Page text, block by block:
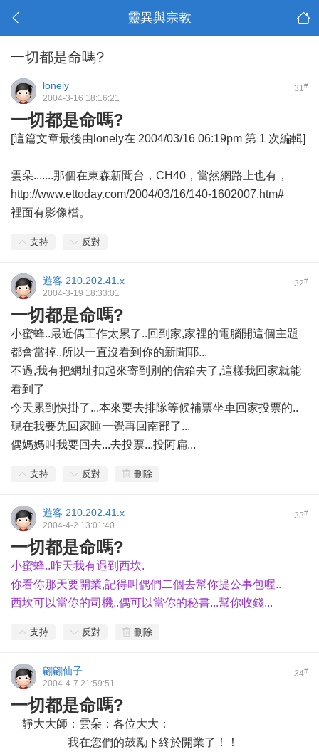
靈異與宗教
一切都是命嗎?
31#
lonely
2004-3-16 18:16:21
一切都是命嗎?
[這篇文章最後由lonely在 2004/03/16 06:19pm 第 1 次編輯]
雲朵.......那個在東森新聞台，CH40，當然網路上也有，
http://www.ettoday.com/2004/03/16/140-1602007.htm#
裡面有影像檔。
支持 反對
32#
遊客 210.202.41.x
2004-3-19 18:33:01
一切都是命嗎?
小蜜蜂..最近偶工作太累了..回到家,家裡的電腦開這個主題
都會當掉..所以一直沒看到你的新聞耶...
不過,我有把網址扣起來寄到別的信箱去了,這樣我回家就能
看到了
今天累到快掛了...本來要去排隊等候補票坐車回家投票的..
現在我要先回家睡一覺再回南部了...
偶媽媽叫我要回去...去投票...投阿扁...
支持 反對 刪除
33#
遊客 210.202.41.x
2004-4-2 13:01:40
一切都是命嗎?
小蜜蜂..昨天我有遇到西坎.
你看你那天要開業,記得叫偶們二個去幫你提公事包喔..
西坎可以當你的司機..偶可以當你的秘書...幫你收錢...
支持 反對 刪除
34#
翩翩仙子
2004-4-7 21:59:51
一切都是命嗎?
靜大大師：雲朵：各位大大：
我在您們的鼓勵下終於開業了！！